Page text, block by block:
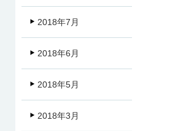
2018年7月
2018年6月
2018年5月
2018年3月